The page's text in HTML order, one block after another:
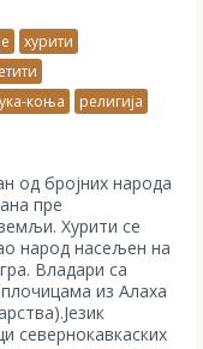
хурити
коња
религија
пре
Хурити се
народ насељен на
Владари са
из Алаха
севернокавкаских